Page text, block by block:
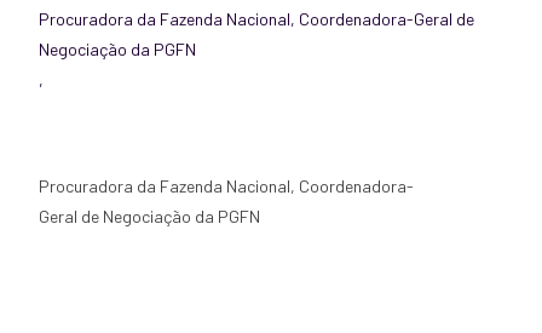
Procuradora da Fazenda Nacional, Coordenadora-Geral de
Negociação da PGFN
,
Procuradora da Fazenda Nacional, Coordenadora-
Geral de Negociação da PGFN